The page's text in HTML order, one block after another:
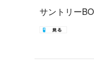
サントリー